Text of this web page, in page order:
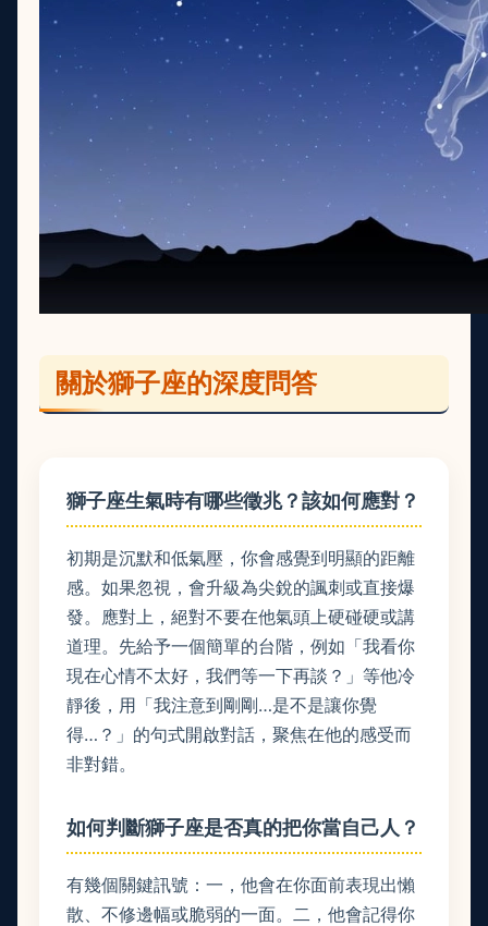
關於獅子座的深度問答
獅子座生氣時有哪些徵兆？該如何應對？
初期是沉默和低氣壓，你會感覺到明顯的距離
感。如果忽視，會升級為尖銳的諷刺或直接爆
發。應對上，絕對不要在他氣頭上硬碰硬或講
道理。先給予一個簡單的台階，例如「我看你
現在心情不太好，我們等一下再談？」等他冷
靜後，用「我注意到剛剛…是不是讓你覺
得…？」的句式開啟對話，聚焦在他的感受而
非對錯。
如何判斷獅子座是否真的把你當自己人？
有幾個關鍵訊號：一，他會在你面前表現出懶
散、不修邊幅或脆弱的一面。二，他會記得你